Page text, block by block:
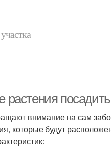
растения
внимание на сам
которые будут